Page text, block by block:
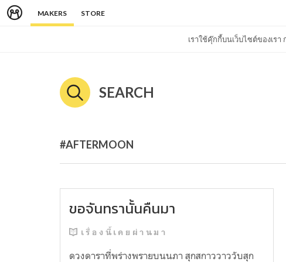
MAKERS STORE
เราใช้คุ๊กกี้บนเว็บไซต์ของเร
SEARCH
#AFTERMOON
ขอจันทรานั้นคืนมา
เ รื่ อ ง นี้ เ ค ย ผ่ า น ม า
ดวงดาราที่พร่างพรายบนนภา สุกสกาววาววับสุก